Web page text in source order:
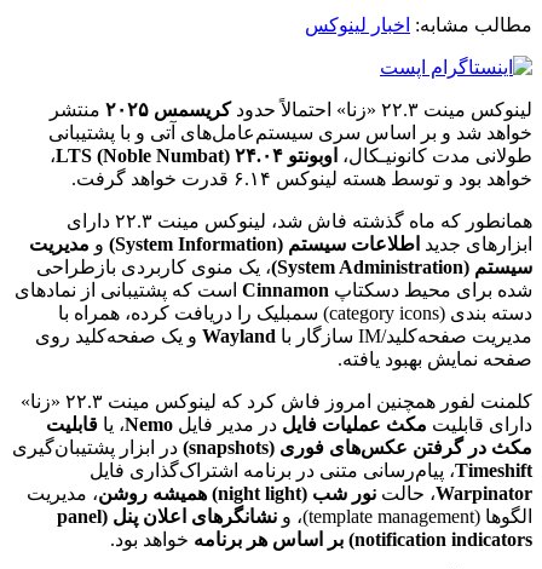
مطالب مشابه: اخبار لینوکس
لینوکس مینت ۲۲.۳ «زنا» احتمالاً حدود کریسمس ۲۰۲۵
منتشر
خواهد شد و بر اساس سری سیستم‌عامل‌های آتی و با پشتیبانی
طولانی مدت کانونیـکال، اوبونتو ۲۴.۰۴ LTS (Noble Numbat)
،
خواهد بود و توسط هسته لینوکس ۶.۱۴ قدرت خواهد گرفت.
همانطور که ماه گذشته فاش شد، لینوکس مینت ۲۲.۳ دارای
ابزارهای جدید اطلاعات سیستم (System Information) و مدیریت
سیستم (System Administration)
، یک منوی کاربردی بازطراحی
شده برای محیط دسکتاپ Cinnamon است که پشتیبانی از نمادهای
دسته بندی (category icons) سمبلیک را دریافت کرده، همراه با
مدیریت صفحه‌کلید/IM سازگار با
Wayland و یک صفحه‌کلید روی
صفحه نمایش بهبود یافته.
کلمنت لفور همچنین امروز فاش کرد که لینوکس مینت ۲۲.۳ «زنا»
دارای قابلیت مکث عملیات فایل در مدیر فایل Nemo، یا قابلیت
مکث در گرفتن عکس‌های فوری (snapshots)
در ابزار پشتیبان‌گیری
Timeshift، پیام‌رسانی متنی در برنامه اشتراک‌گذاری فایل
Warpinator، حالت نور شب (night light) همیشه روشن
، مدیریت
الگوها (template management)، و
نشانگرهای اعلان پنل (panel
notification indicators) بر اساس هر برنامه
خواهد بود.